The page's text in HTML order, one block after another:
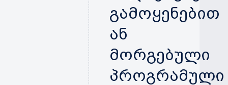
გამოყენებით
ან
მორგებული
პროგრამული